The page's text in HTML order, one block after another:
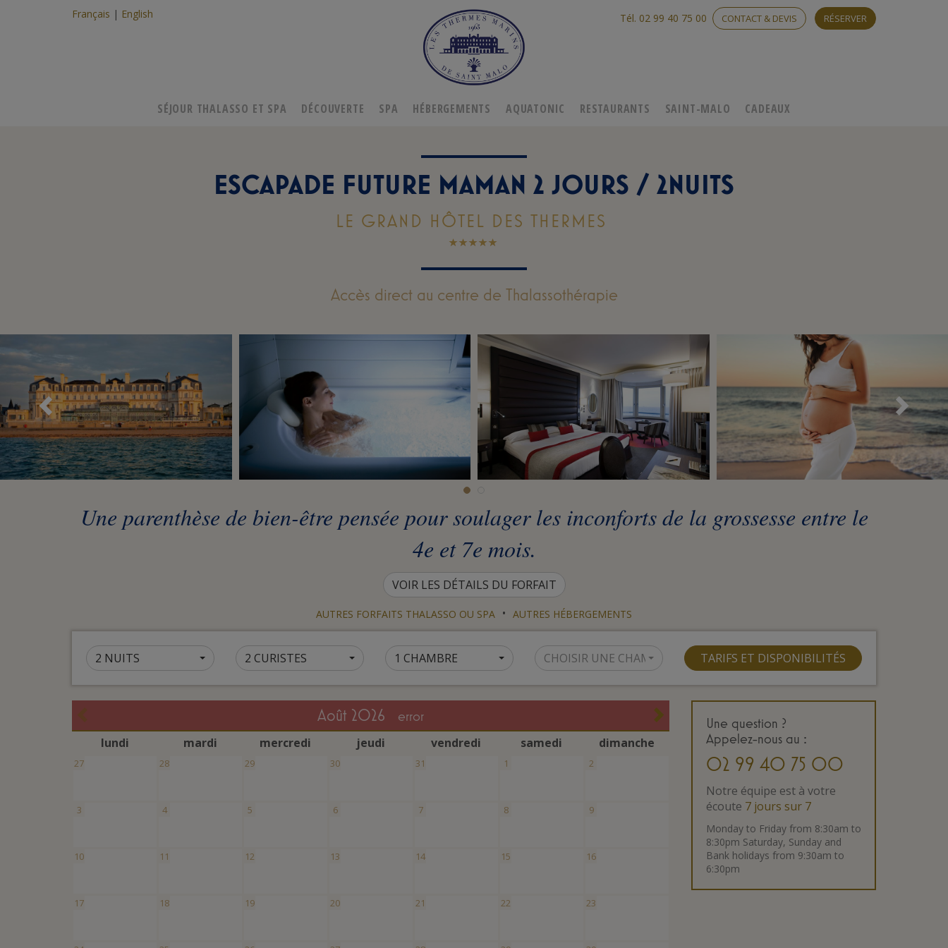
Français English Tél. 02 99 40 75 00 CONTACT & DEVIS RÉSERVER
SÉJOUR THALASSO ET SPA DÉCOUVERTE SPA HÉBERGEMENTS AQUATONIC RESTAURANTS SAINT-MALO CADEAUX
ESCAPADE FUTURE MAMAN 2 JOURS / 2NUITS
LE GRAND HÔTEL DES THERMES
Accès direct au centre de Thalassothérapie
Précédent
Une parenthèse de bien-être pensée pour soulager les inconforts de la grossesse entre le
4e et 7e mois.
VOIR LES DÉTAILS DU FORFAIT
AUTRES FORFAITS THALASSO OU SPA • AUTRES HÉBERGEMENTS
2 NUITS 2 CURISTES 1 CHAMBRE CHOISIR UNE CHAMBRE TARIFS ET DISPONIBILITÉS
août 2026 error
lundi mardi mercredi jeudi vendredi samedi dimanche
27 28 29 30 31 1 2
3 4 5 6 7 8 9
10 11 12 13 14 15 16
17 18 19 20 21 22 23
Une question ?
Appelez-nousau :
02 99 40 75 00
Notre équipe est à votre
écoute 7 jours sur 7
Monday to Friday from 8:30am to
8:30pm Saturday, Sunday and
Bank holidays from 9:30am to
6:30pm